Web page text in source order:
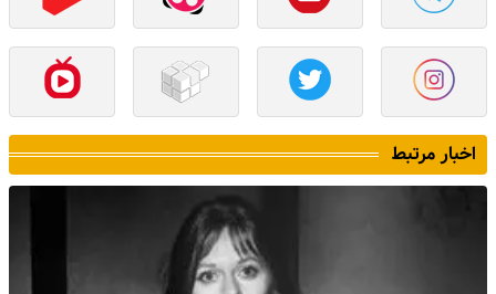
اخبار مرتبط